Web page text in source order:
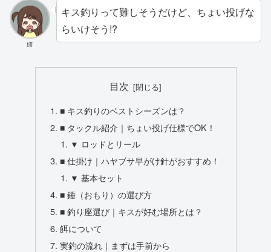
姉
キス釣りって難しそうだけど、ちょい投げな
らいけそう!?
目次
■ キス釣りのベストシーズンは？
■ タックル紹介｜ちょい投げ仕様でOK！
▼ ロッドとリール
■ 仕掛け｜ハヤブサ早がけ針がおすすめ！
▼ 基本セット
■ 錘（おもり）の選び方
■ 釣り座選び｜キスが好む場所とは？
餌について
実釣の流れ｜まずは手前から